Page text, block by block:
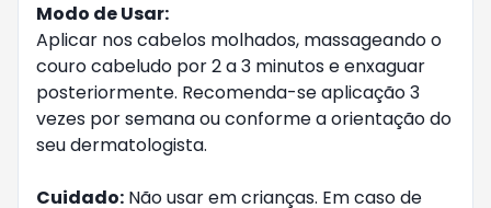
Modo de Usar:
Aplicar nos cabelos molhados, massageando o
couro cabeludo por 2 a 3 minutos e enxaguar
posteriormente. Recomenda-se aplicação 3
vezes por semana ou conforme a orientação do
seu dermatologista.
Cuidado: Não usar em crianças. Em caso de